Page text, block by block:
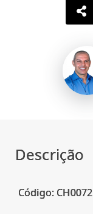
Descrição
Código: CH0072